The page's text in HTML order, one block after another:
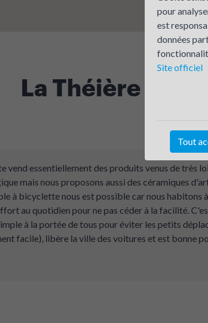
La Théière
vend essentiellement des produits venus de très
mais nous proposons aussi des céramiques
à bicyclette nous est possible car nous habitons
au quotidien pour ne pas céder à la facilité.
à la portée de tous pour éviter les petits
facile), libère la ville des voitures et est bonne
pour
est
données
Site officiel
Tout